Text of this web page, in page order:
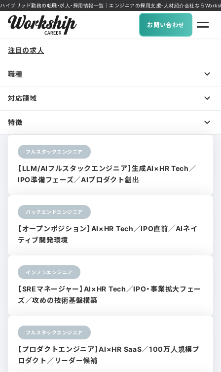
ハイブリッド勤務の転職・求人・採用情報一覧｜エンジニアの採用支援・人材紹介会社なら
お問い合わせ
注目の求人
職種
対応領域
特徴
フルスタックエンジニア
【LLM/AIフルスタックエンジニア】生成AI×HR Tech／
IPO準備フェーズ／AIプロダクト創出
バックエンドエンジニア
【オープンポジション】AI×HR Tech／IPO直前／AIネイ
ティブ開発環境
インフラエンジニア
【SREマネージャー】AI×HR Tech／IPO・事業拡大フェー
ズ／攻めの技術基盤構築
フルスタックエンジニア
【プロダクトエンジニア】AI×HR SaaS／100万人規模プ
ロダクト／リーダー候補